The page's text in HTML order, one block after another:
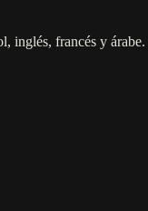
francés y